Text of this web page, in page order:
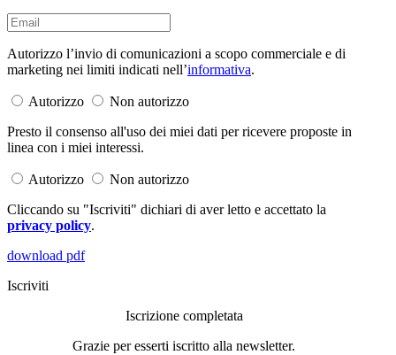
Autorizzo l’invio di comunicazioni a scopo commerciale e di
marketing nei limiti indicati nell’informativa.
Autorizzo
Non autorizzo
Presto il consenso all'uso dei miei dati per ricevere proposte in
linea con i miei interessi.
Autorizzo
Non autorizzo
Cliccando su "Iscriviti" dichiari di aver letto e accettato la
privacy policy.
download pdf
Iscriviti
Iscrizione completata
Grazie per esserti iscritto alla newsletter.